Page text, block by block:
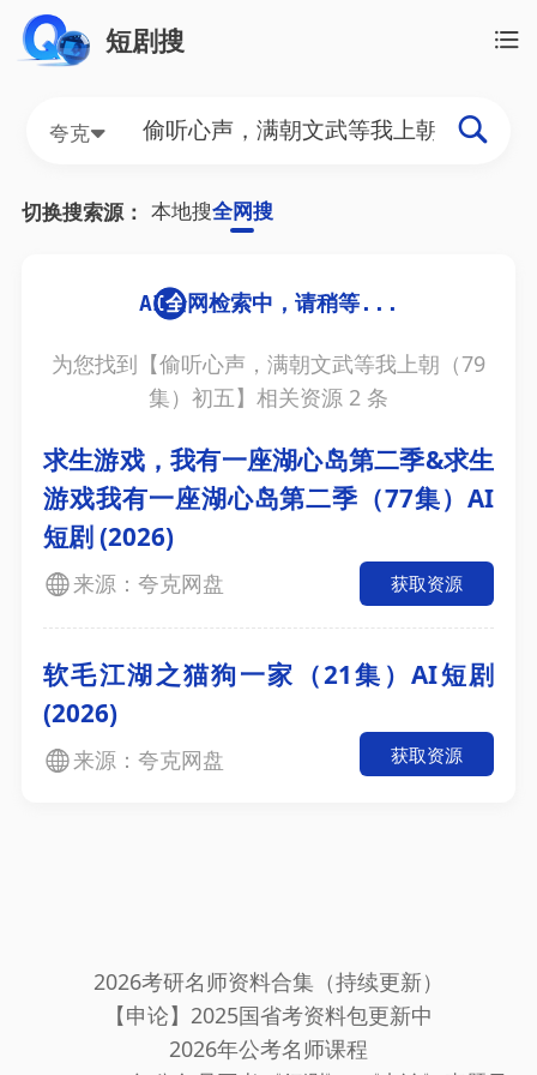
短剧搜
夸克
切换搜索源： 本地搜全网搜
为您找到【偷听心声，满朝文武等我上朝（79
集）初五】相关资源 2 条
求生游戏，我有一座湖心岛第二季&求生
游戏我有一座湖心岛第二季（77集）AI
短剧 (2026)
来源：夸克网盘 获取资源
软毛江湖之猫狗一家（21集）AI短剧
(2026)
来源：夸克网盘 获取资源
2026考研名师资料合集（持续更新）
【申论】2025国省考资料包更新中
2026年公考名师课程